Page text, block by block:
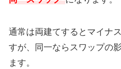
通常は両建てするとマイナ
すが、同一ならスワップの
ます。